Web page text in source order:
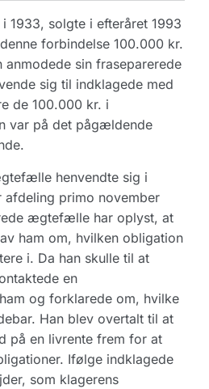
1933, solgte i efteråret 1993
forbindelse 100.000 kr.
sin fraseparerede
sig til indklagede med
de 100.000 kr. i
var på det pågældende
henvendte sig i
afdeling primo november
ægtefælle har oplyst, at
ham om, hvilken obligation
i. Da han skulle til at
en
og forklarede om, hvilke
Han blev overtalt til at
på en livrente frem for at
Ifølge indklagede
som klagerens